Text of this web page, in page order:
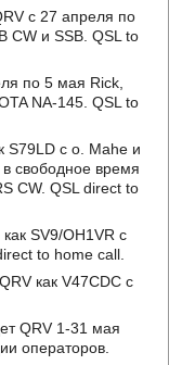
с 27 апреля по
CW и SSB. QSL to
по 5 мая Rick,
NA-145. QSL to
с о. Mahe и
свободное время
CW. QSL direct to
SV9/OH1VR с
to home call.
как V47CDC с
QRV 1-31 мая
операторов.